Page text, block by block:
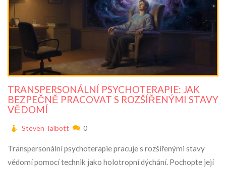
TRANSPERSONÁLNÍ PSYCHOTERAPIE: JAK
BEZPEČNĚ PRACOVAT S ROZŠÍŘENÝMI STAVY
VĚDOMÍ
Steven Talbott 0
Transpersonální psychoterapie pracuje s rozšířenými stavy
vědomí pomocí technik jako holotropní dýchání. Pochopte její